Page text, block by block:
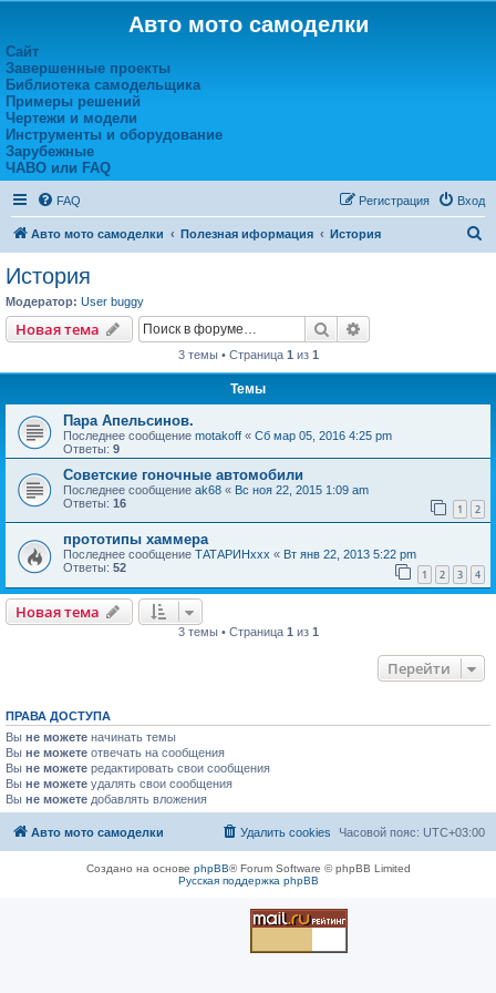
Авто мото самоделки
Сайт
Завершенные проекты
Библиотека самодельщика
Примеры решений
Чертежи и модели
Инструменты и оборудование
Зарубежные
ЧАВО или FAQ
FAQ Вход
Регистрация
Авто мото самоделки Полезная иформация История
История
Модератор: User buggy
Новая тема Поиск
3 темы • Страница 1 из 1
Темы
Пара Апельсинов.
Последнее сообщение motakoff « Сб мар 05, 2016 4:25 pm
Ответы: 9
Советские гоночные автомобили
Последнее сообщение ak68 « Вс ноя 22, 2015 1:09 am
Ответы: 16 1 2
прототипы хаммера
Последнее сообщение ТАТАРИНххх « Вт янв 22, 2013 5:22 pm
Ответы: 52 1 2 3 4
Новая тема
3 темы • Страница 1 из 1
Перейти
ПРАВА ДОСТУПА
Вы не можете начинать темы
Вы не можете отвечать на сообщения
Вы не можете редактировать свои сообщения
Вы не можете удалять свои сообщения
Вы не можете добавлять вложения
Авто мото самоделки Часовой пояс: UTC+03:00
Удалить cookies
Создано на основе phpBB® Forum Software © phpBB Limited
Русская поддержка phpBB